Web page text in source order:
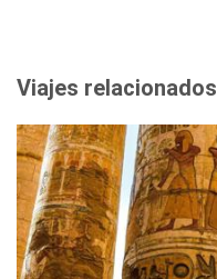
Viajes relacionados